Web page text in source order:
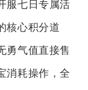
服七日专属活
核心积分道
勇气值直接售
消耗操作，全